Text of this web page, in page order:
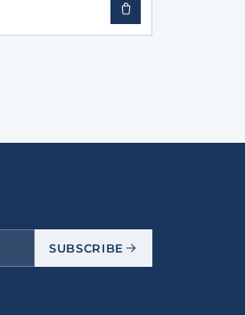
SUBSCRIBE